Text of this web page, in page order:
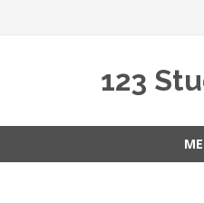
123